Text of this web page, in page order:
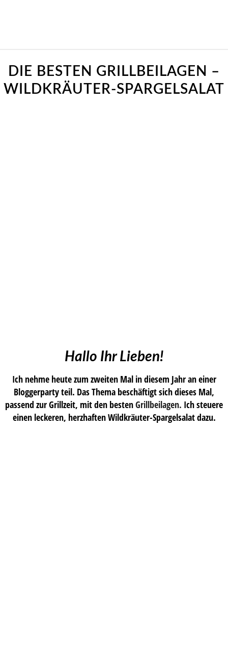
DIE BESTEN GRILLBEILAGEN –
WILDKRÄUTER-SPARGELSALAT
Hallo Ihr Lieben!
Ich nehme heute zum zweiten Mal in diesem Jahr an einer
Bloggerparty teil. Das Thema beschäftigt sich dieses Mal,
passend zur Grillzeit, mit den bestenGrillbeilagen. Ich steuere
einen leckeren, herzhaften Wildkräuter-Spargelsalat dazu.
sagt:
sagt: